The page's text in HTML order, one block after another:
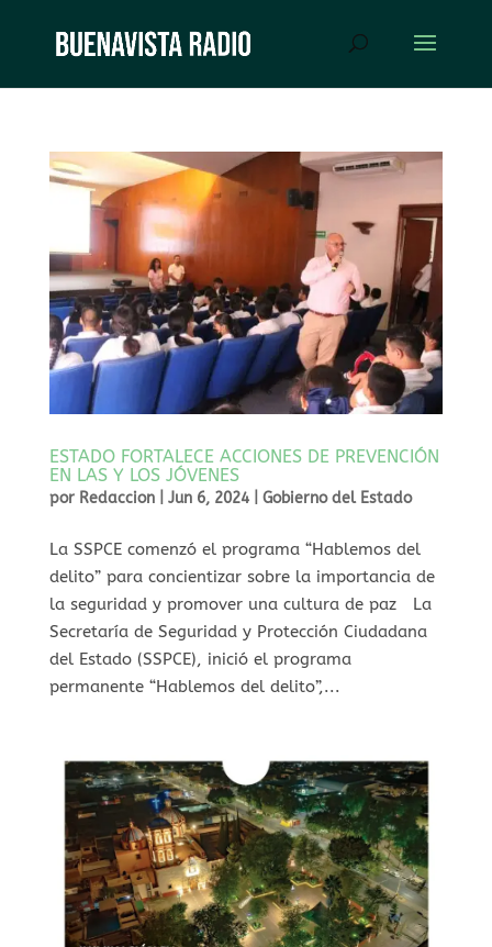
ESTADO FORTALECE ACCIONES DE PREVENCIÓN
EN LAS Y LOS JÓVENES
por Redaccion| Jun 6, 2024| Gobierno del Estado
La SSPCE comenzó el programa “Hablemos del
delito” para concientizar sobre la importancia de
la seguridad y promover una cultura de paz La
Secretaría de Seguridad y Protección Ciudadana
del Estado (SSPCE), inició el programa
permanente “Hablemos del delito”,...